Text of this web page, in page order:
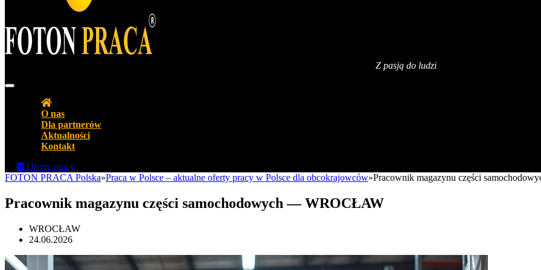
Z pasją do ludzi
O nas
Dla partnerów
Aktualności
Kontakt
Oferty pracy
FOTON PRACA Polska»Praca w Polsce – aktualne oferty pracy w Polsce dla obcokrajowców»Pracownik magazynu części
Pracownik magazynu części samochodowych — WROCŁAW
WROCŁAW
24.06.2026